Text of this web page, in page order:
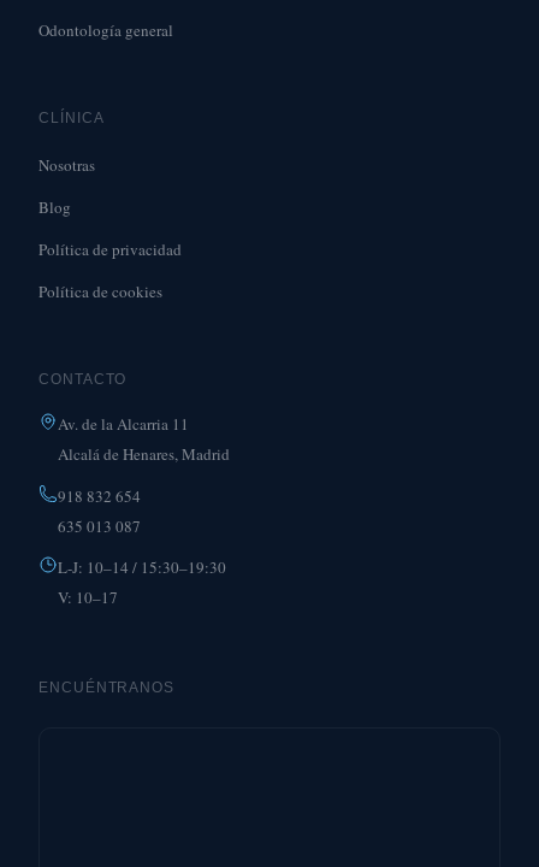
Odontología general
CLÍNICA
Nosotras
Blog
Política de privacidad
Política de cookies
CONTACTO
Av. de la Alcarria 11
Alcalá de Henares, Madrid
918 832 654
635 013 087
L-J: 10–14 / 15:30–19:30
V: 10–17
ENCUÉNTRANOS